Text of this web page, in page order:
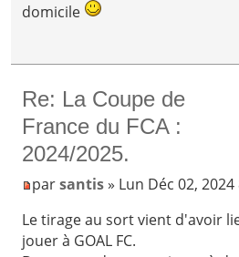
domicile
Re: La Coupe de
France du FCA :
2024/2025.
parsantis» Lun Déc 02,
Le tirage au sort vient d'avoir
jouer à GOAL FC.